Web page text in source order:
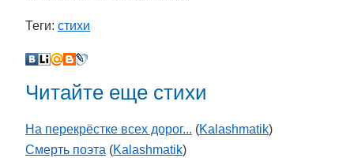
Теги: стихи
Читайте еще стихи
На перекрёстке всех дорог... (Kalashmatik)
Смерть поэта (Kalashmatik)